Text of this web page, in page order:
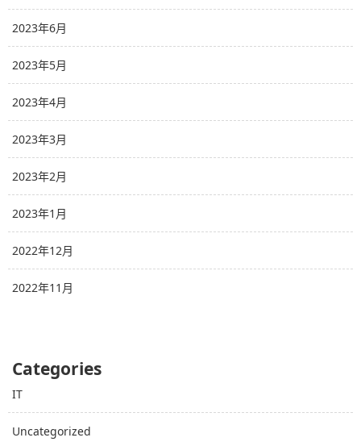
2023年6月
2023年5月
2023年4月
2023年3月
2023年2月
2023年1月
2022年12月
2022年11月
Categories
IT
Uncategorized